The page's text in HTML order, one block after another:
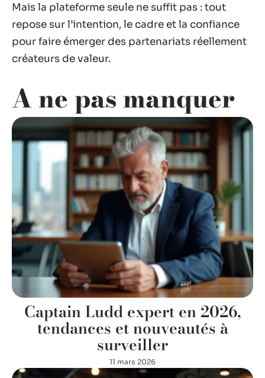
Mais la plateforme seule ne suffit pas : tout
repose sur l’intention, le cadre et la confiance
pour faire émerger des partenariats réellement
créateurs de valeur.
A ne pas manquer
Captain Ludd expert en 2026,
tendances et nouveautés à
surveiller
11 mars 2026